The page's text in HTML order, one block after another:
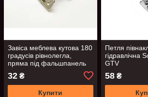
Завіса меблева кутова 180
градуcів рівнолегла,
пряма під фальшпанель
32 ₴
Купити
Петля
гідравлічна
GTV
58₴